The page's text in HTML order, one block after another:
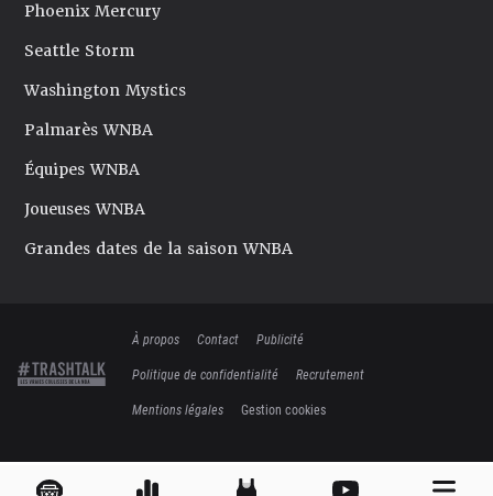
Phoenix Mercury
Seattle Storm
Washington Mystics
Palmarès WNBA
Équipes WNBA
Joueuses WNBA
Grandes dates de la saison WNBA
À propos Contact
Publicité
Politique de confidentialité
Recrutement
Mentions légales
Gestion cookies